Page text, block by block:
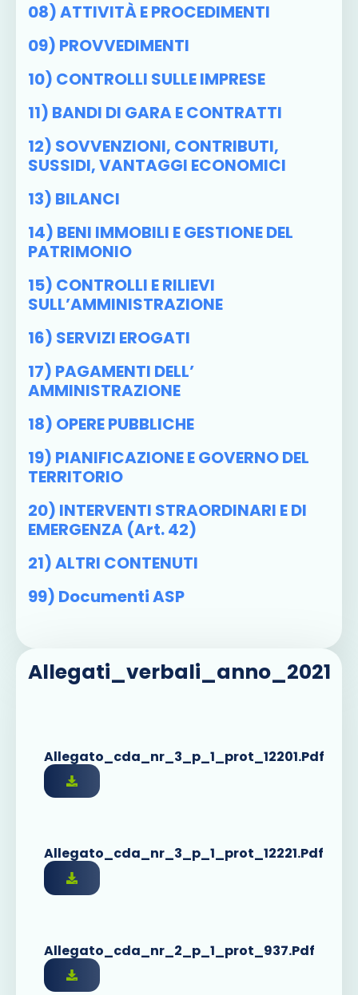
08) ATTIVITÀ E PROCEDIMENTI
09) PROVVEDIMENTI
10) CONTROLLI SULLE IMPRESE
11) BANDI DI GARA E CONTRATTI
12) SOVVENZIONI, CONTRIBUTI,
SUSSIDI, VANTAGGI ECONOMICI
13) BILANCI
14) BENI IMMOBILI E GESTIONE DEL
PATRIMONIO
15) CONTROLLI E RILIEVI
SULL’AMMINISTRAZIONE
16) SERVIZI EROGATI
17) PAGAMENTI DELL’
AMMINISTRAZIONE
18) OPERE PUBBLICHE
19) PIANIFICAZIONE E GOVERNO DEL
TERRITORIO
20) INTERVENTI STRAORDINARI E DI
EMERGENZA (art. 42)
21) ALTRI CONTENUTI
99) Documenti ASP
Allegati_verbali_anno_2021
Allegato_cda_nr_3_p_1_prot_12201.pdf
Allegato_cda_nr_3_p_1_prot_12221.pdf
Allegato_cda_nr_2_p_1_prot_937.pdf